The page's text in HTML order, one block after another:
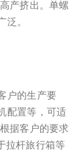
产挤出。单螺
泛。
户的生产要
配置等，可适
据客户的要求
拉杆旅行箱等